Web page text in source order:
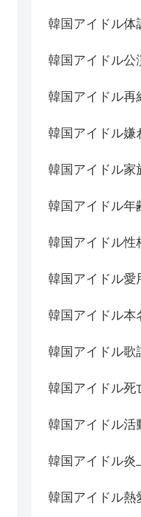
韓国アイドル体
韓国アイドル公
韓国アイドル再
韓国アイドル嫌
韓国アイドル家
韓国アイドル年
韓国アイドル性
韓国アイドル愛
韓国アイドル本
韓国アイドル歌
韓国アイドル死
韓国アイドル活
韓国アイドル炎
韓国アイドル熱